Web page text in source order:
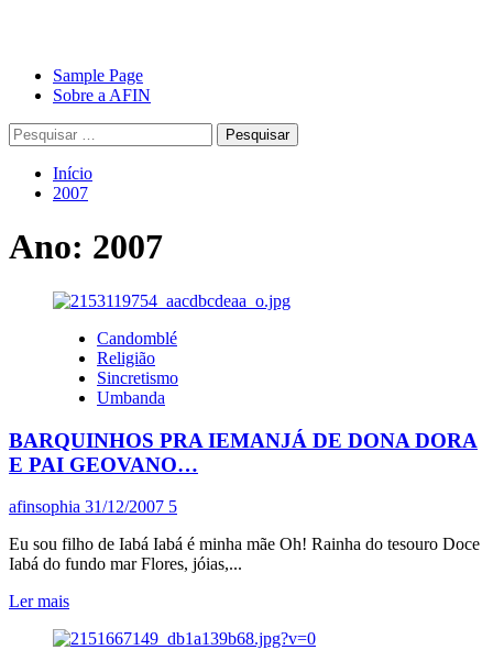
Avançar
para
conteúdo
Primary
Menu
Sample Page
Sobre a AFIN
Pesquisar
por:
Início
2007
Ano: 2007
Candomblé
Religião
Sincretismo
Umbanda
BARQUINHOS PRA IEMANJÁ DE DONA DORA
E PAI GEOVANO…
afinsophia 31/12/2007 5
Eu sou filho de Iabá Iabá é minha mãe Oh! Rainha do tesouro Doce
Iabá do fundo mar Flores, jóias,...
Ler maisLeia
sobre